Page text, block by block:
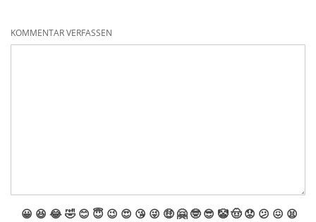
KOMMENTAR VERFASSEN
😀 😆 😂🤣 😊 😇 😉 😍 😘 😜 🤑 🤗 🤓 😎 🤡🤠 😟 😕 😖 😫